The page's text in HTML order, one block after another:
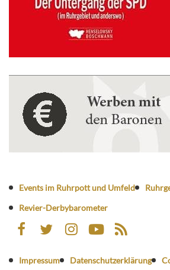
Events im Ruhrpott und Umfeld
Revier-Derbybarometer
Impressum Datenschutzerklärung